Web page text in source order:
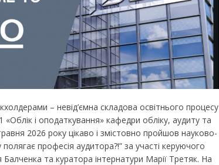
– невід’ємна складова освітнього процесу
«Облік і оподаткування» кафедри обліку, аудиту та
2026 року цікаво і змістовно пройшов науково-
професія аудитора?!” за участі керуючого
та куратора інтернатури Марії Третяк. На